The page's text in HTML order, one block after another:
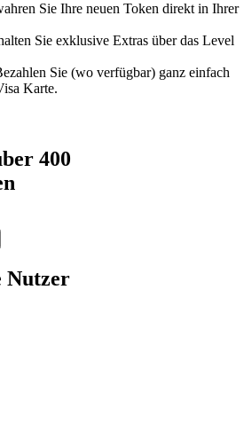
Sie Ihre neuen Token direkt in Ihrer
Sie exklusive Extras über das Level
Sie (wo verfügbar) ganz einfach
Karte.
400
Nutzer